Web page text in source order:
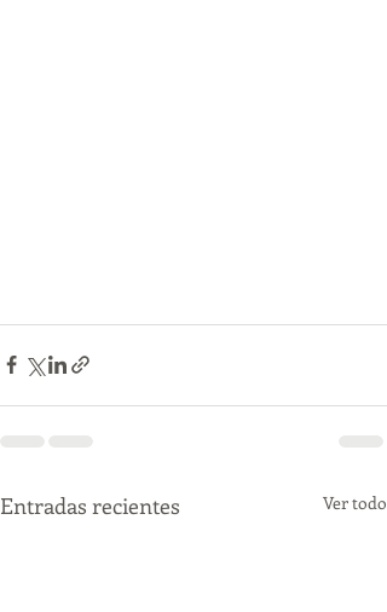
Entradas recientes Ver todo